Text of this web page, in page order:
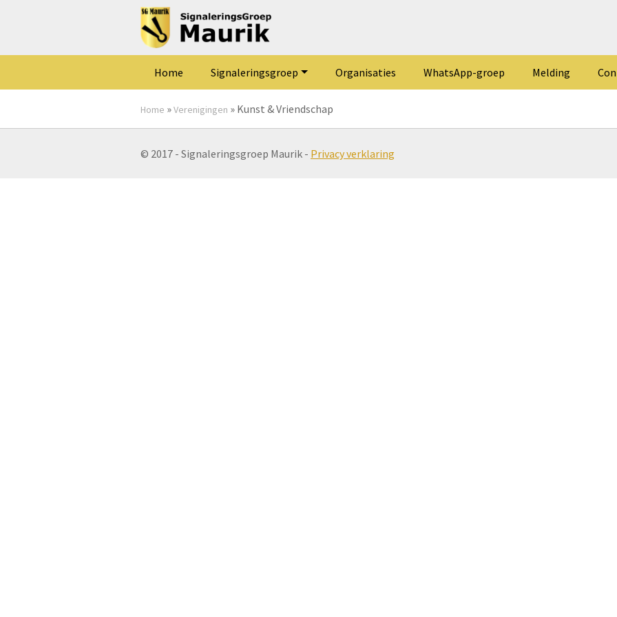
Home Signaleringsgroep Organisaties WhatsApp-groep Melding
Home »Verenigingen » Kunst & Vriendschap
© 2017 - Signaleringsgroep Maurik - Privacy verklaring